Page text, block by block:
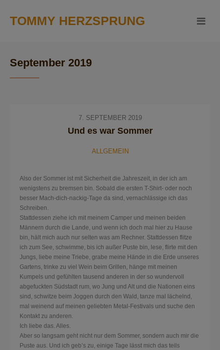
TOMMY HERZSPRUNG
September 2019
7. SEPTEMBER 2019
Und es war Sommer
ALLGEMEIN
Also der Sommer ist mit Sicherheit die Jahreszeit, in der ich am
wenigstens zu bremsen bin. Sobald die ersten T-Shirt- oder noch
besser Mach-dich-nackig-Tage da sind, vernachlässige ich das
Schreiben.
Stattdessen ziehe ich mit meinem Camper und meinen beiden
Männern durch die Lande, und wenn ich doch mal hier zu Hause
bin, hält mich auch nur selten was am Rechner. Stattdessen flitze
ich zum See, schwimme, bis ich außer Puste bin, lese, flirte mit den
Jungs, liebe meine Triebe, grabe meine Hände in die Erde unseres
Gartens, trinke zu viel Wein beim Grillen, hänge mit meinen
Kumpels und gefühlten tausend anderen in der so wundervoll
abgefuckten Südstadt rum, wo Jung und Alt und die Nationen eins
sind, schwitze beim Joggen durch den Wald, tanze mal lächelnd,
mal weinend auf meinen geliebten Metal-Festivals und suche den
Kontakt zu anderen.
Ich liebe das. Alles.
Aber so langsam geht nicht nur dem Sommer, sondern auch mir die
Puste aus. Und ich geb’s zu, einige Tage lässt mich das teils